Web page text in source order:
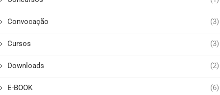
Convocação (3)
Cursos (3)
Downloads (2)
E-BOOK (6)